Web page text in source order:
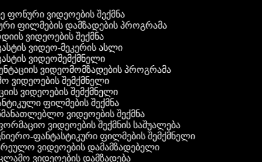
ფონური ვიდეოების შექმნა
ფილმების დამზადების პროგრამა
ვიდეოების შექმნა
ვიდეო-მეკერის ასლი
ვიდეოშემქმნელი
ვიდეომომზადების პროგრამა
ვიდეოების შემქმნელი
ვიდეოების შემქმნელი
ფილმების შექმნა
ვიდეოების შექმნა
ვიდეოების შექმნის საშუალება
ფანტასტიკური ფილმების შემქმნელი
ვიდეოების დამამზადებელი
ვიდეოების დამზადება